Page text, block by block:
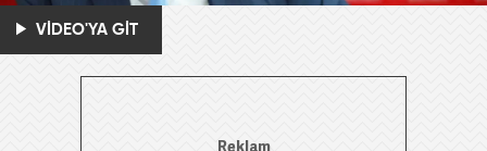
VİDEO'YA GİT